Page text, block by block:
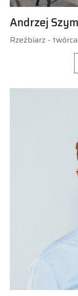
Andrzej
Rzeźbiarz -